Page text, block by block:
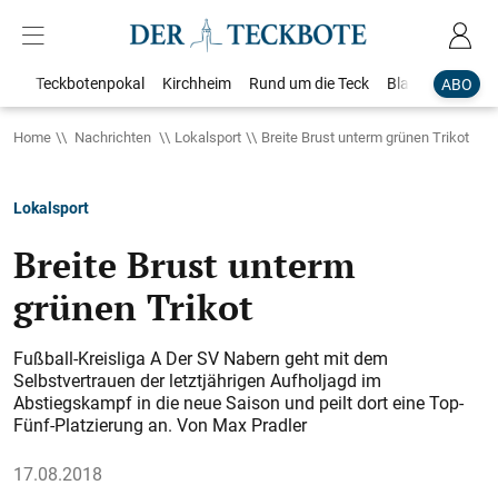
ABO
Teckbotenpokal Kirchheim Rund um die Teck Blaulicht
Home Nachrichten Lokalsport Breite Brust unterm grünen Trikot
Lokalsport
Breite Brust unterm
grünen Trikot
Fußball-Kreisliga A Der SV Nabern geht mit dem
Selbstvertrauen der letztjährigen Aufholjagd im
Abstiegskampf in die neue Saison und peilt dort eine Top-
Fünf-Platzierung an. Von Max Pradler
17.08.2018